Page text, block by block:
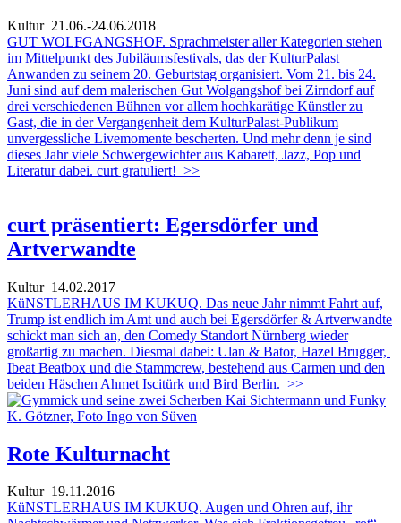
Kultur21.06.-24.06.2018
GUT WOLFGANGSHOF. Sprachmeister aller Kategorien stehen
im Mittelpunkt des Jubiläumsfestivals, das der KulturPalast
Anwanden zu seinem 20. Geburtstag organisiert. Vom 21. bis 24.
Juni sind auf dem malerischen Gut Wolgangshof bei Zirndorf auf
drei verschiedenen Bühnen vor allem hochkarätige Künstler zu
Gast, die in der Vergangenheit dem KulturPalast-Publikum
unvergessliche Livemomente bescherten. Und mehr denn je sind
dieses Jahr viele Schwergewichter aus Kabarett, Jazz, Pop und
Literatur dabei. curt gratuliert! >>
curt präsentiert: Egersdörfer und
Artverwandte
Kultur14.02.2017
KüNSTLERHAUS IM KUKUQ. Das neue Jahr nimmt Fahrt auf,
Trump ist endlich im Amt und auch bei Egersdörfer & Artverwandte
schickt man sich an, den Comedy Standort Nürnberg wieder
großartig zu machen. Diesmal dabei: Ulan & Bator, Hazel Brugger,
Ibeat Beatbox und die Stammcrew, bestehend aus Carmen und den
beiden Häschen Ahmet Iscitürk und Bird Berlin. >>
Rote Kulturnacht
Kultur19.11.2016
KüNSTLERHAUS IM KUKUQ. Augen und Ohren auf, ihr